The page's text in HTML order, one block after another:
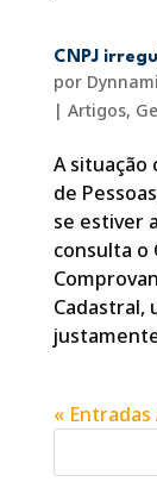
CNPJ
por
| Artigos,
A situação
de
se estiver
consulta o
Cadastral,
«